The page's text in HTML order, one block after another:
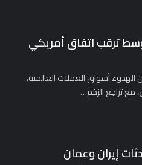
وسط ترقب اتفاق أمريكي
أسواق العملات العالمية،
مع تراجع الزخم…
إيران وعمان